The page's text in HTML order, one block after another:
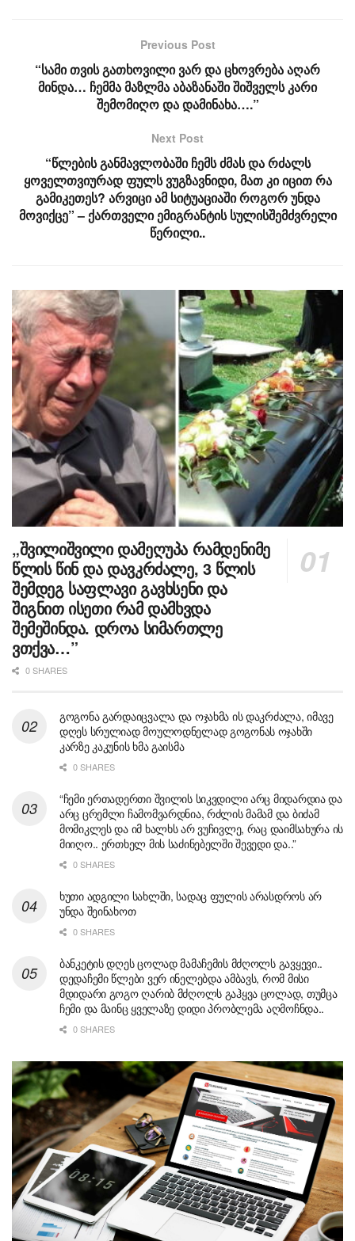
Previous Post
“სამი თვის გათხოვილი ვარ და ცხოვრება აღარ
მინდა… ჩემმა მაზლმა აბაზანაში შიშველს კარი
შემომიღო და დამინახა….”
Next Post
“წლების განმავლობაში ჩემს ძმას და რძალს
ყოველთვიურად ფულს ვუგზავნიდი, მათ კი იცით რა
გამიკეთეს? არვიცი ამ სიტუაციაში როგორ უნდა
მოვიქცე” – ქართველი ემიგრანტის სულისშემძვრელი
წერილი..
„შვილიშვილი დამეღუპა რამდენიმე
წლის წინ და დავკრძალე, 3 წლის
შემდეგ საფლავი გავხსენი და
შიგნით ისეთი რამ დამხვდა
შემეშინდა. დროა სიმართლე
ვთქვა…”
0 SHARES
გოგონა გარდაიცვალა და ოჯახმა ის დაკრძალა, იმავე
დღეს სრულიად მოულოდნელად გოგონას ოჯახში
კარზე კაკუნის ხმა გაისმა
0 SHARES
“ჩემი ერთადერთი შვილის სიკვდილი არც მიდარდია და
არც ცრემლი ჩამომვარდნია, რძლის მამამ და ბიძამ
მომიკლეს და იმ ხალხს არ ვუჩივლე, რაც დაიმსახურა ის
მიიღო.. ერთხელ მის საძინებელში შევედი და..”
0 SHARES
ხუთი ადგილი სახლში, სადაც ფულის არასდროს არ
უნდა შეინახოთ
0 SHARES
ბანკეტის დღეს ცოლად მამაჩემის მძღოლს გავყევი..
დედაჩემი წლები ვერ ინელებდა ამბავს, რომ მისი
მდიდარი გოგო ღარიბ მძღოლს გაჰყვა ცოლად, თუმცა
ჩემი და მაინც ყველაზე დიდი პრობლემა აღმოჩნდა..
0 SHARES